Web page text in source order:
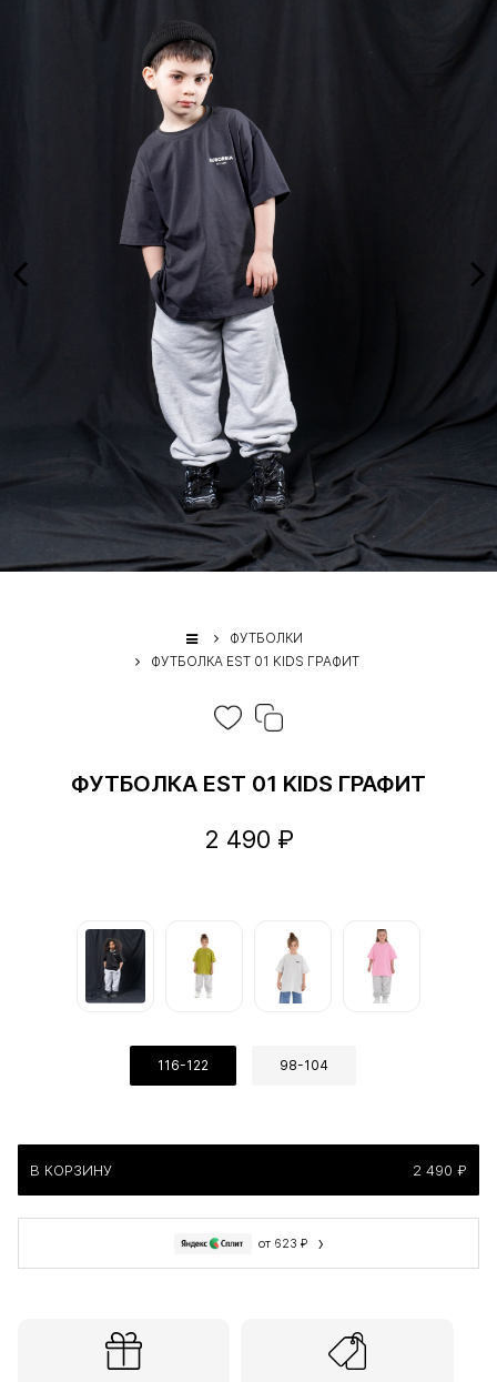
ФУТБОЛКИ
ФУТБОЛКА EST 01 KIDS ГРАФИТ
ФУТБОЛКА EST 01 KIDS ГРАФИТ
2 490 ₽
116-122 98-104
В КОРЗИНУ 2 490 ₽
от 623 ₽ ›